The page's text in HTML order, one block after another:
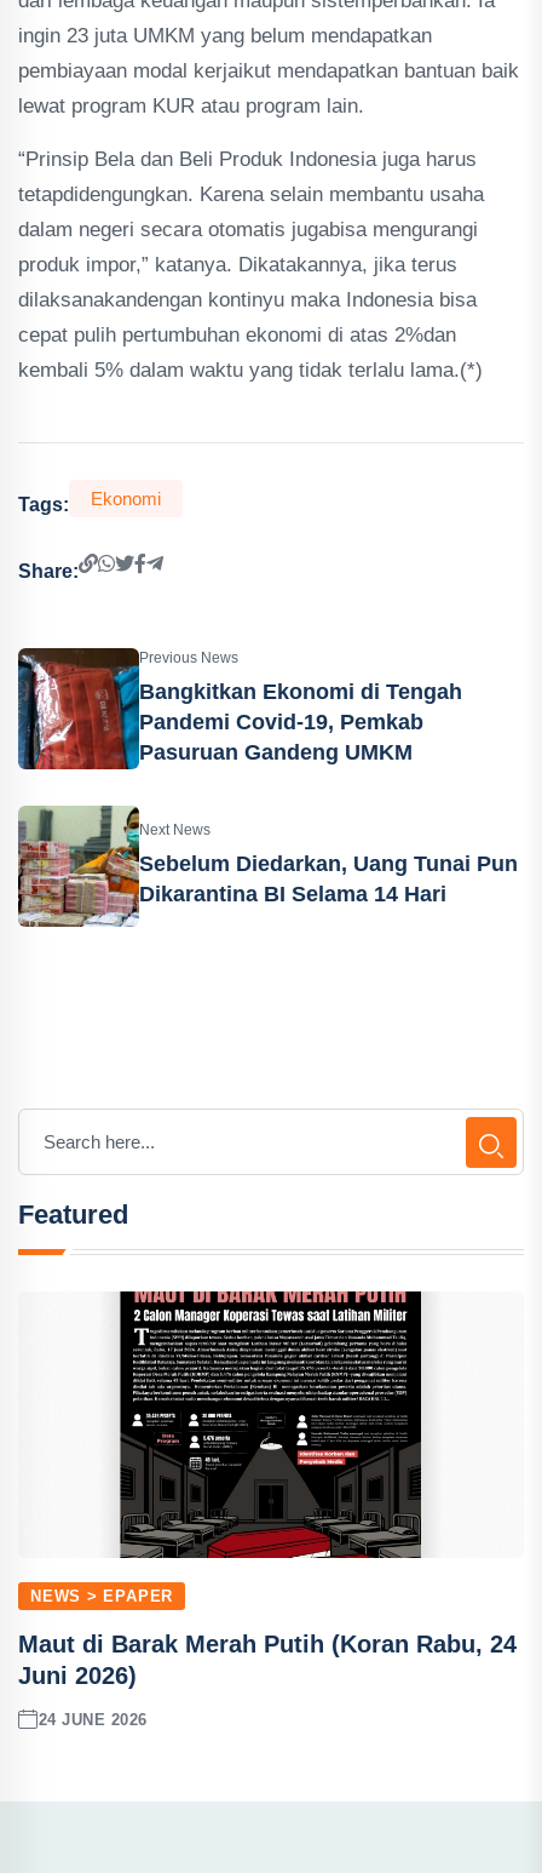
ingin 23 juta UMKM yang belum mendapatkan
pembiayaan modal kerjaikut mendapatkan bantuan baik
lewat program KUR atau program lain.
“Prinsip Bela dan Beli Produk Indonesia juga harus
tetapdidengungkan. Karena selain membantu usaha
dalam negeri secara otomatis jugabisa mengurangi
produk impor,” katanya. Dikatakannya, jika terus
dilaksanakandengan kontinyu maka Indonesia bisa
cepat pulih pertumbuhan ekonomi di atas 2%dan
kembali 5% dalam waktu yang tidak terlalu lama.(*)
Tags: Ekonomi
Share:
Previous News
Bangkitkan Ekonomi di Tengah
Pandemi Covid-19, Pemkab
Pasuruan Gandeng UMKM
Next News
Sebelum Diedarkan, Uang Tunai Pun
Dikarantina BI Selama 14 Hari
Featured
NEWS > EPAPER
Maut di Barak Merah Putih (Koran Rabu, 24
Juni 2026)
24 JUNE 2026